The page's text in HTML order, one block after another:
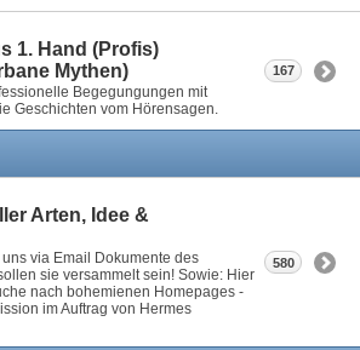
1. Hand (Profis)
Mythen)
Begegungungen mit
Geschichten vom Hörensagen.
167
Arten, Idee &
via Email Dokumente des
sie versammelt sein! Sowie: Hier
nach bohemienen Homepages -
im Auftrag von Hermes
580